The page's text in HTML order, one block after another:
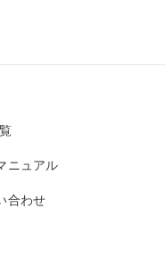
ニュアル
合わせ